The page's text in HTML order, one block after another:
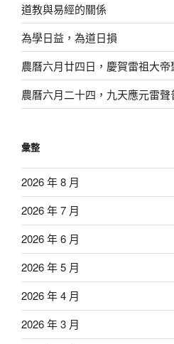
道教與易經的關係
為學日益，為道日損
農曆六月廿四日，慶賀雷祖大帝
農曆六月二十四，九天應元雷
彙整
2026 年 8 月
2026 年 7 月
2026 年 6 月
2026 年 5 月
2026 年 4 月
2026 年 3 月